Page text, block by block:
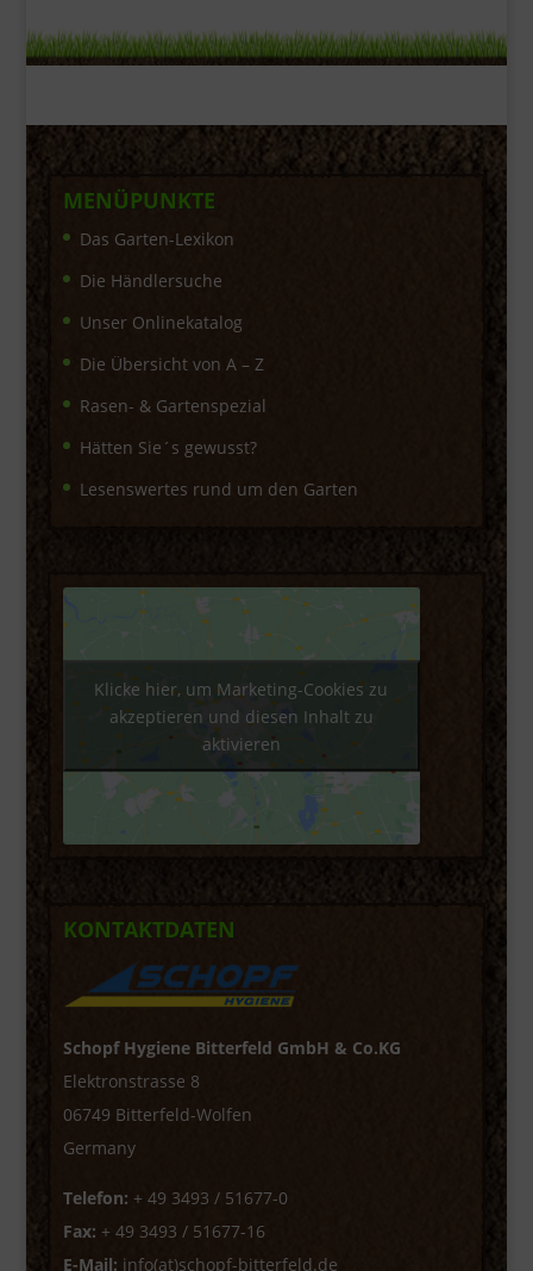
MENÜPUNKTE
Das Garten-Lexikon
Die Händlersuche
Unser Onlinekatalog
Die Übersicht von A – Z
Rasen- & Gartenspezial
Hätten Sie´s gewusst?
Lesenswertes rund um den Garten
Klicke hier, um Marketing-Cookies zu
akzeptieren und diesen Inhalt zu
aktivieren
KONTAKTDATEN
Schopf Hygiene Bitterfeld GmbH & Co.KG
Elektronstrasse 8
06749 Bitterfeld-Wolfen
Germany
Telefon: + 49 3493 / 51677-0
Fax: + 49 3493 / 51677-16
E-Mail: info(at)schopf-bitterfeld.de